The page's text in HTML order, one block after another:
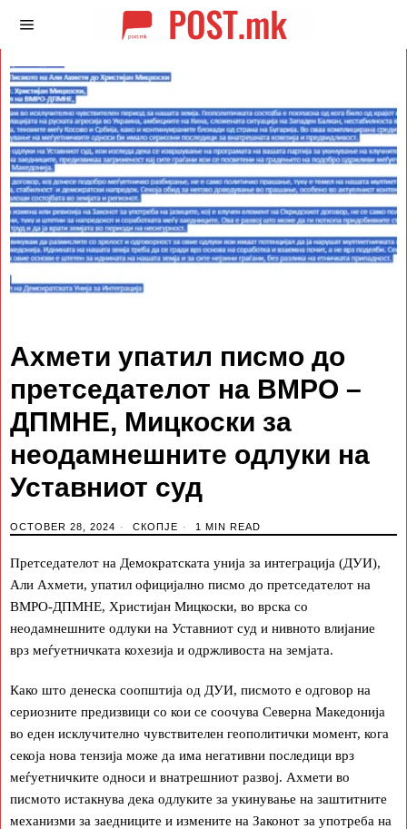
Ахмети упатил писмо до
претседателот на ВМРО –
ДПМНЕ, Мицкоски за
неодамнешните одлуки на
Уставниот суд
OCTOBER 28, 2024 СКОПЈЕ 1 MIN READ
Претседателот на Демократската унија за интеграција (ДУИ),
Али Ахмети, упатил официјално писмо до претседателот на
ВМРО-ДПМНЕ, Христијан Мицкоски, во врска со
неодамнешните одлуки на Уставниот суд и нивното влијание
врз меѓуетничката кохезија и одржливоста на земјата.
Како што денеска соопштија од ДУИ, писмото е одговор на
сериозните предизвици со кои се соочува Северна Македонија
во еден исклучително чувствителен геополитички момент, кога
секоја нова тензија може да има негативни последици врз
меѓуетничките односи и внатрешниот развој. Ахмети во
писмото истакнува дека одлуките за укинување на заштитните
механизми за заедниците и измените на Законот за употреба на